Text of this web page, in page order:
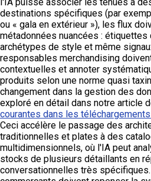
destinations spécifiques (par
ou « gala en extérieur »), les flux
métadonnées nuancées :
archétypes de style et même
responsables merchandising
contextuelles et annoter
produits selon une norme quasi
changement dans la gestion des
exploré en détail dans notre article
courantes dans les
Ceci accélère le passage des
traditionnelles et plates à des
multidimensionnels, où l'IA peut
stocks de plusieurs détaillants en
conversationnelles très